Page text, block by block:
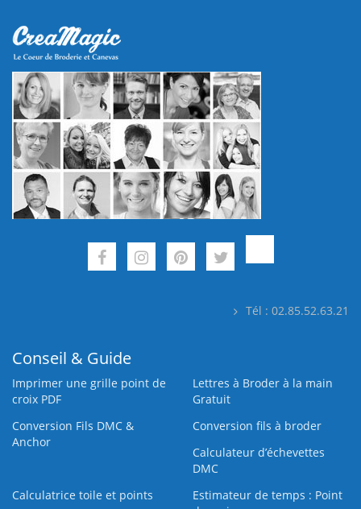
Tél : 02.85.52.63.21
Conseil & Guide
Imprimer une grille point de
croix PDF
Lettres à Broder à la main
Gratuit
Conversion Fils DMC &
Anchor
Conversion fils à broder
Calculateur d’échevettes
DMC
Calculatrice toile et points
Estimateur de temps : Point